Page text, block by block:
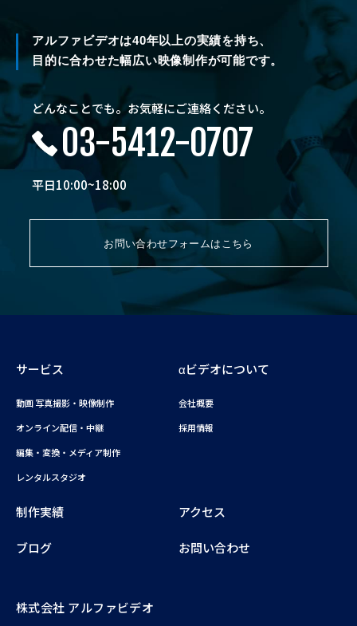
アルファビデオは40年以上の実績を持ち、
目的に合わせた幅広い映像制作が可能です。
どんなことでも。お気軽にご連絡ください。
03-5412-0707
平日10:00~18:00
お問い合わせフォームはこちら
サービス
動画 写真撮影・映像制作
オンライン配信・中継
編集・変換・メディア制作
レンタルスタジオ
αビデオについて
会社概要
採用情報
制作実績 アクセス
ブログ お問い合わせ
株式会社 アルファビデオ